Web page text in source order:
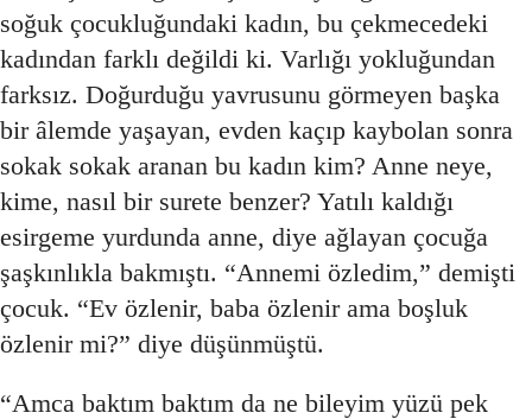
soğuk çocukluğundaki kadın, bu çekmecedeki
kadından farklı değildi ki. Varlığı yokluğundan
farksız. Doğurduğu yavrusunu görmeyen başka
bir âlemde yaşayan, evden kaçıp kaybolan sonra
sokak sokak aranan bu kadın kim? Anne neye,
kime, nasıl bir surete benzer? Yatılı kaldığı
esirgeme yurdunda anne, diye ağlayan çocuğa
şaşkınlıkla bakmıştı. “Annemi özledim,” demişti
çocuk. “Ev özlenir, baba özlenir ama boşluk
özlenir mi?” diye düşünmüştü.
“Amca baktım baktım da ne bileyim yüzü pek